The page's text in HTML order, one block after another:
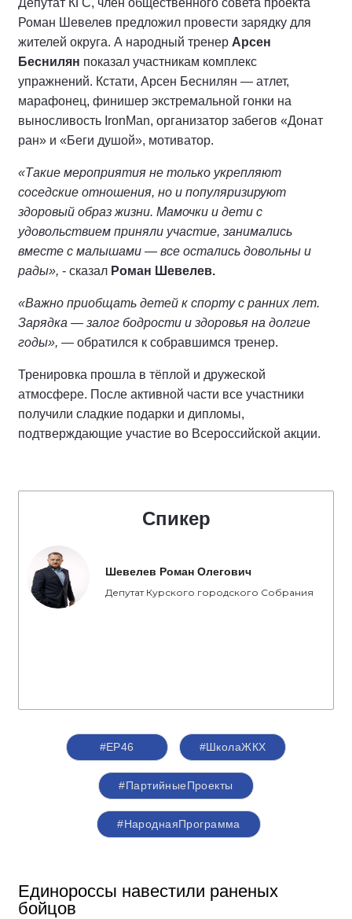
Роман Шевелев предложил провести зарядку для
жителей округа. А народный тренер Арсен
Беснилян показал участникам комплекс
упражнений. Кстати, Арсен Беснилян — атлет,
марафонец, финишер экстремальной гонки на
выносливость IronMan, организатор забегов «Донат
ран» и «Беги душой», мотиватор.
«Такие мероприятия не только укрепляют
соседские отношения, но и популяризируют
здоровый образ жизни. Мамочки и дети с
удовольствием приняли участие, занимались
вместе с малышами — все остались довольны и
рады», - сказал Роман Шевелев.
«Важно приобщать детей к спорту с ранних лет.
Зарядка — залог бодрости и здоровья на долгие
годы», — обратился к собравшимся тренер.
Тренировка прошла в тёплой и дружеской
атмосфере. После активной части все участники
получили сладкие подарки и дипломы,
подтверждающие участие во Всероссийской акции.
Спикер
Шевелев Роман Олегович
Депутат Курского городского Собрания
#ЕР46 #ШколаЖКХ
#ПартийныеПроекты
#НароднаяПрограмма
Единороссы навестили раненых
бойцов